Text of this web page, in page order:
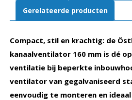
aantalGerelateerde producten
Compact, stil en krachtig: de
kanaalventilator 160 mm is dé
ventilatie bij beperkte
ventilator van gegalvaniseerd
eenvoudig te monteren en